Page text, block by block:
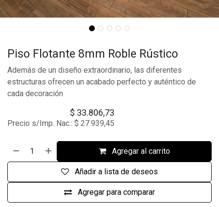
Piso Flotante 8mm Roble Rústico
Además de un diseño extraordinario, las diferentes
estructuras ofrecen un acabado perfecto y auténtico de
cada decoración
$ 33.806,73
Precio s/Imp. Nac.: $ 27.939,45
Agregar al carrito
Agregar para comparar
Añadir a lista de deseos